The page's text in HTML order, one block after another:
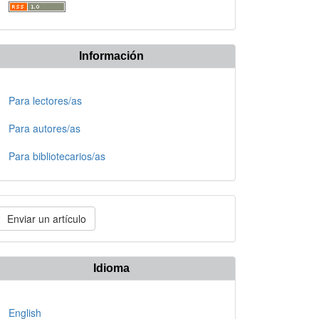
Información
Para lectores/as
Para autores/as
Para bibliotecarios/as
Enviar un artículo
Idioma
English